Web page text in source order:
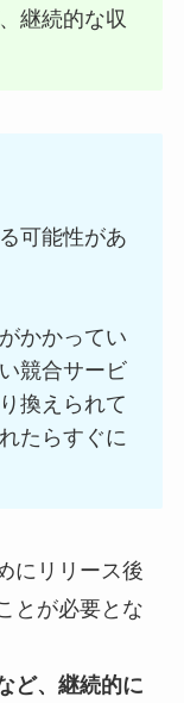
継続的な収
可能性があ
かかってい
競合サービ
換えられて
たらすぐに
にリリース後
とが必要とな
ど、継続的に